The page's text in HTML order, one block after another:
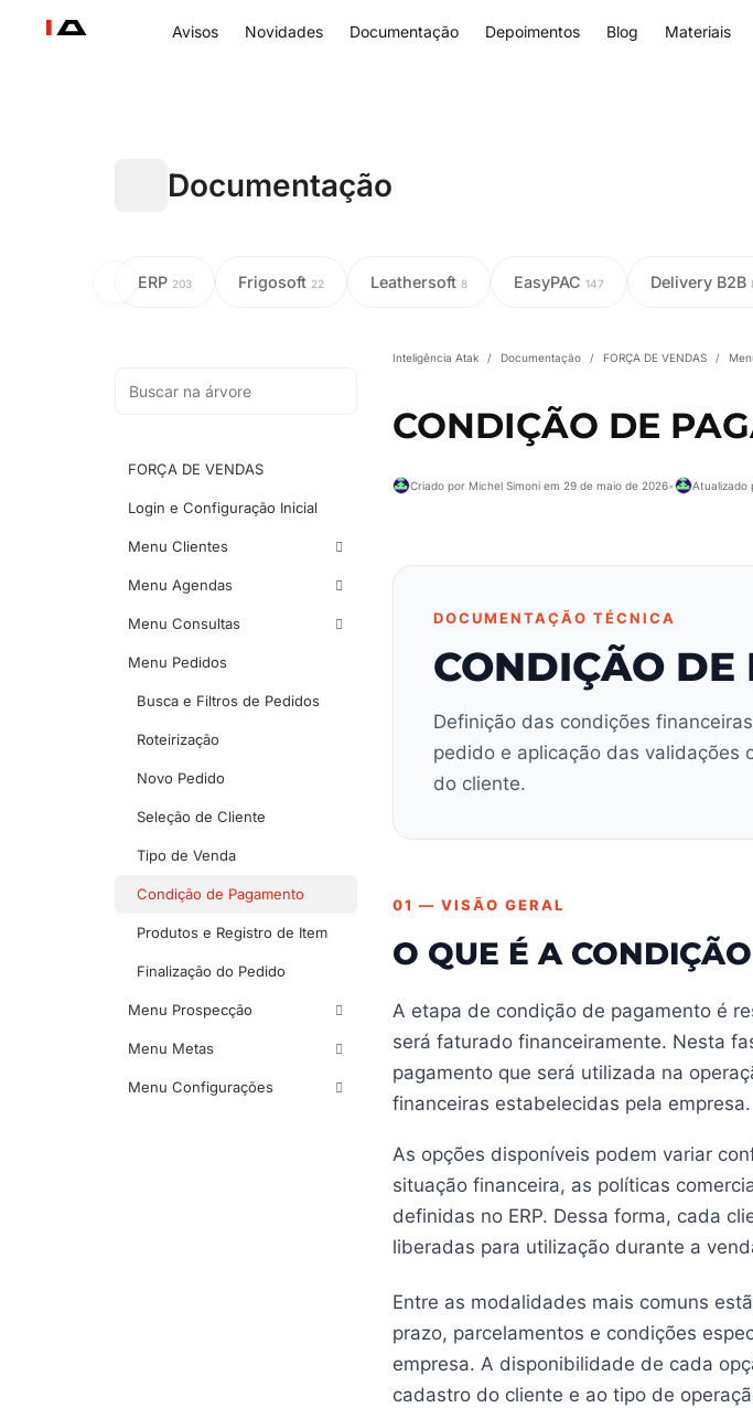
Avisos Novidades Documentação Depoimentos Blog Materiais
Documentação
ERP 203 Frigosoft 22 Leathersoft 8 EasyPAC 147 Delivery B2B
FORÇA DE VENDAS
Login e Configuração Inicial
Menu Clientes
Menu Agendas
Menu Consultas
Menu Pedidos
Busca e Filtros de Pedidos
Roteirização
Novo Pedido
Seleção de Cliente
Tipo de Venda
Condição de Pagamento
Produtos e Registro de Item
Finalização do Pedido
Menu Prospecção
Menu Metas
Menu Configurações
Inteligência Atak / Documentação / FORÇA DE VENDAS /
CONDIÇÃO DE
Criado por Michel Simoni em 29 de maio de 2026• Atualizado
DOCUMENTAÇÃO TÉCNICA
CONDIÇÃO DE
Definição das condições
pedido e aplicação das validações
do cliente.
01 — VISÃO GERAL
O QUE É A
A etapa de condição de pagamento é
será faturado financeiramente. Nesta
pagamento que será utilizada na
financeiras estabelecidas pela empresa.
As opções disponíveis podem variar
situação financeira, as políticas
definidas no ERP. Dessa forma, cada
liberadas para utilização durante a
Entre as modalidades mais comuns
prazo, parcelamentos e condições
empresa. A disponibilidade de cada
cadastro do cliente e ao tipo de